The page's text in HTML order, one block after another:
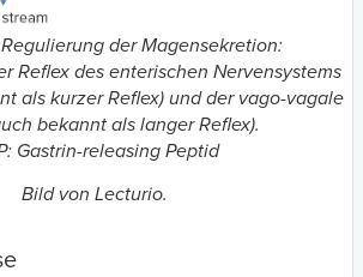
der Magensekretion:
Reflex des enterischen Nervensystems
als kurzer Reflex) und der vago-vagale
bekannt als langer Reflex).
Gastrin-releasing Peptid
Bild von Lecturio.